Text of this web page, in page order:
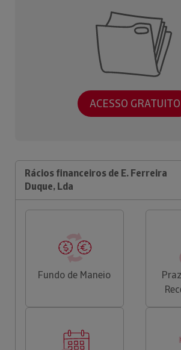
ACESSO GRATUITO
Rácios financeiros de E. Ferreira
Duque, Lda
Fundo de Maneio